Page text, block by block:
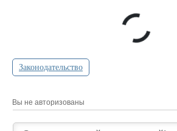
Законодательство
Вы не авторизованы